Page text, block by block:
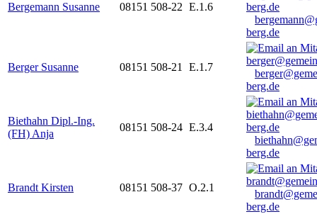
Bergemann Susanne 08151 508-22 E.1.6
berg.de
Berger Susanne 08151 508-21 E.1.7
berg.de
Biethahn Dipl.-Ing.
(FH) Anja
08151 508-24 E.3.4
berg.de
Brandt Kirsten 08151 508-37 O.2.1
berg.de